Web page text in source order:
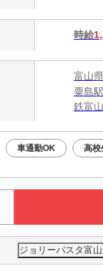
時給
富山
粟島
鉄富
車通勤OK 高校
ジョリーパスタ富